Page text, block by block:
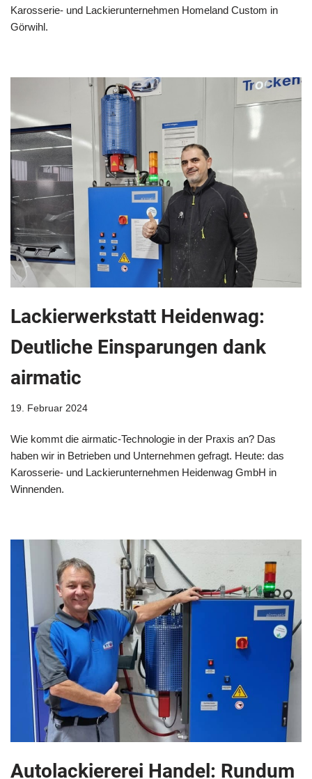
Karosserie- und Lackierunternehmen Homeland Custom in
Görwihl.
Lackierwerkstatt Heidenwag:
Deutliche Einsparungen dank
airmatic
19. Februar 2024
Wie kommt die airmatic-Technologie in der Praxis an? Das
haben wir in Betrieben und Unternehmen gefragt. Heute: das
Karosserie- und Lackierunternehmen Heidenwag GmbH in
Winnenden.
Autolackiererei Handel: Rundum